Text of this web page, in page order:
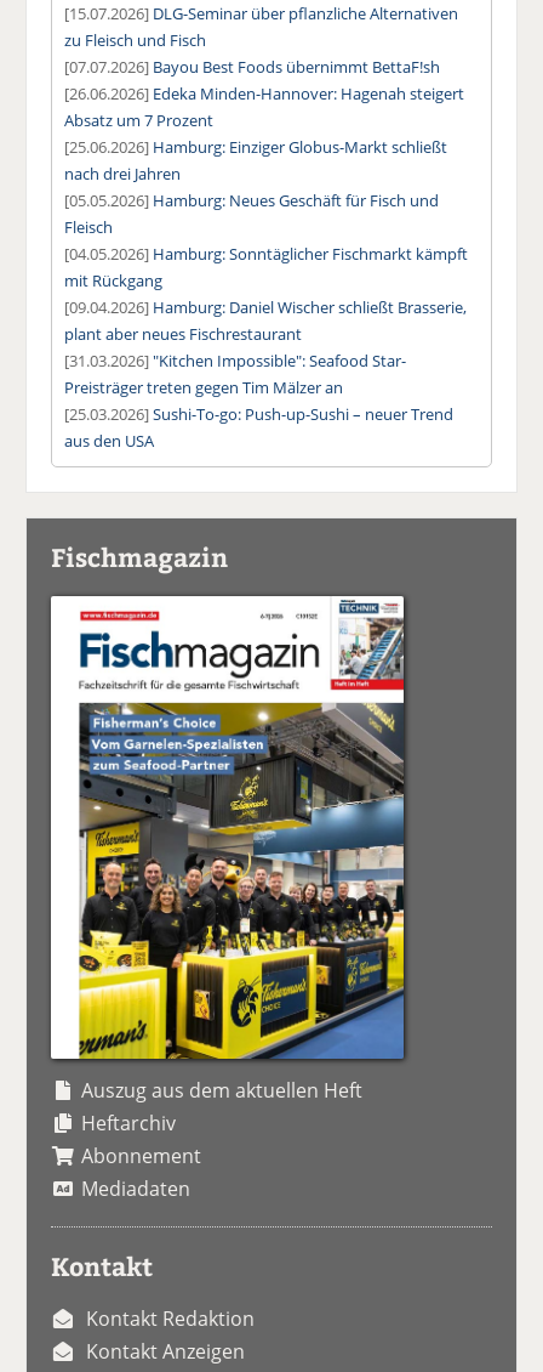
[15.07.2026] DLG-Seminar über pflanzliche Alternativen
zu Fleisch und Fisch
[07.07.2026] Bayou Best Foods übernimmt BettaF!sh
[26.06.2026] Edeka Minden-Hannover: Hagenah steigert
Absatz um 7 Prozent
[25.06.2026] Hamburg: Einziger Globus-Markt schließt
nach drei Jahren
[05.05.2026] Hamburg: Neues Geschäft für Fisch und
Fleisch
[04.05.2026] Hamburg: Sonntäglicher Fischmarkt kämpft
mit Rückgang
[09.04.2026] Hamburg: Daniel Wischer schließt Brasserie,
plant aber neues Fischrestaurant
[31.03.2026]"Kitchen Impossible": Seafood Star-
Preisträger treten gegen Tim Mälzer an
[25.03.2026]Sushi-To-go: Push-up-Sushi – neuer Trend
aus den USA
Fischmagazin
Auszug aus dem aktuellen Heft
Heftarchiv
Abonnement
Mediadaten
Kontakt
Kontakt Redaktion
Kontakt Anzeigen